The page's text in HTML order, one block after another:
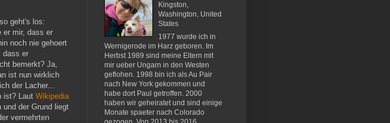
geht's los:
er mir, dass er
noch nie gehoert
dass er
bemerkt? Ja,
ist nun wirklich
der Lacher...
ist? Laut Wikipedia
und der Grund liegt
vermehrten
Kingston,
Washington, United
States
1977 wurde ich in
Wernigerode im Harz geboren. Im
Herbst 1989 sind meine Eltern mit
mir ueber Ungarn in den Westen
geflohen. 1998 bin ich als Au Pair
nach New York gekommen und
habe dort Paul getroffen. 2000
haben wir geheiratet und sind einige
Monate spaeter nach Colorado